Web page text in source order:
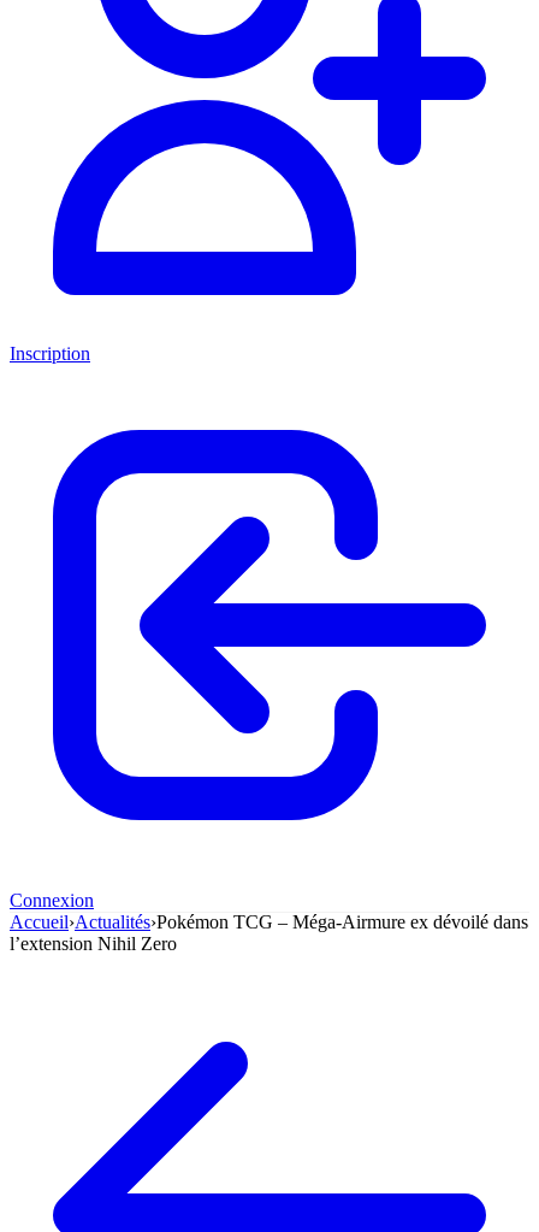
Inscription
Connexion
Accueil›Actualités›Pokémon TCG – Méga-Airmure ex dévoilé dans
l’extension Nihil Zero